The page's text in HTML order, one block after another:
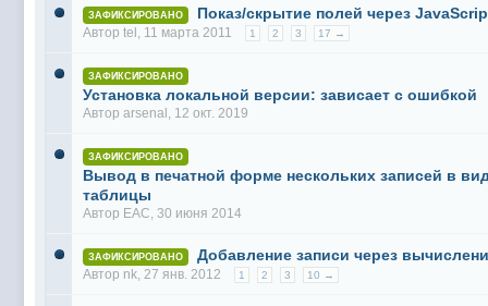
ЗАФИКСИРОВАНО Показ/скрытие полей через
Автор tel , 11 марта 2011 1 2 3 17 →
ЗАФИКСИРОВАНО
Установка локальной версии: зависает с ошибкой
Автор arsenal , 12 окт. 2019
ЗАФИКСИРОВАНО
Вывод в печатной форме нескольких записей в
таблицы
Автор EAC, 30 июня 2014
ЗАФИКСИРОВАНО Добавление записи через
Автор nk, 27 янв. 2012 1 2 3 10 →